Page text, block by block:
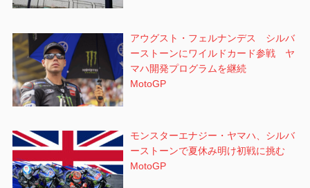
アウグスト・フェルナンデス シルバ
ーストーンにワイルドカード参戦 ヤ
マハ開発プログラムを継続
MotoGP
モンスターエナジー・ヤマハ、シルバ
ーストーンで夏休み明け初戦に挑む
MotoGP